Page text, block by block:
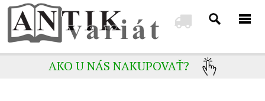
AKO U NÁS NAKUPOVAŤ?